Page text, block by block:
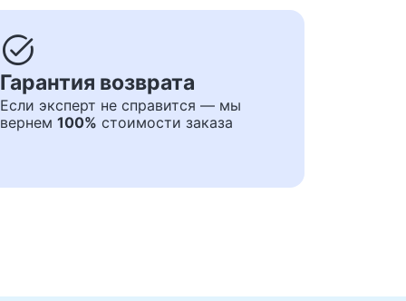
task_alt
Гарантия возврата
Если эксперт не справится — мы
вернем 100% стоимости заказа